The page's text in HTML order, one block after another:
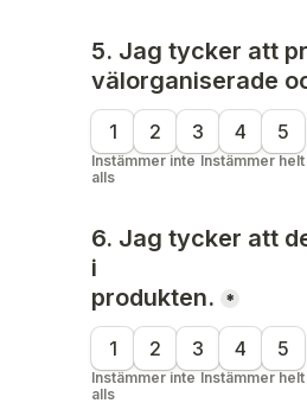
5. Jag tycker att
välorganiserade
1 2 3 4 5
Instämmer inte
alls
Instämmer helt
6. Jag tycker att
i
produkten.
*
1 2 3 4 5
Instämmer inte
alls
Instämmer helt